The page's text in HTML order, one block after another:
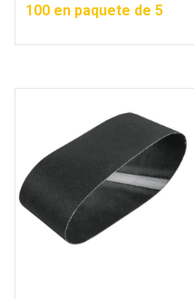
100 en paquete de 5